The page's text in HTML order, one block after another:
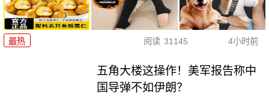
最热 阅读 31145 4小时前
五角大楼这操作！美军报告称中
国导弹不如伊朗？